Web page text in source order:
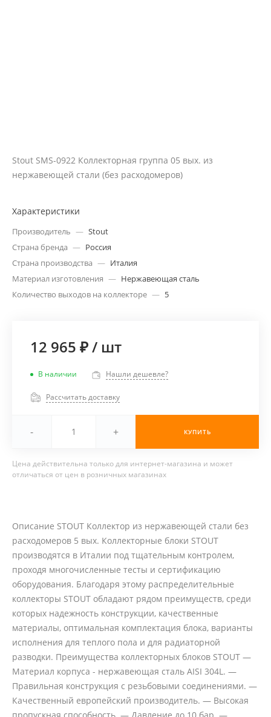
Stout SMS-0922 Коллекторная группа 05 вых. из
нержавеющей стали (без расходомеров)
Характеристики
Производитель — Stout
Страна бренда — Россия
Страна производства — Италия
Материал изготовления — Нержавеющая сталь
Количество выходов на коллекторе — 5
12 965 ₽/ шт
В наличии Нашли дешевле?
Рассчитать доставку
- + КУПИТЬ
Цена действительна только для интернет-магазина и может
отличаться от цен в розничных магазинах
Описание STOUT Коллектор из нержавеющей стали без
расходомеров 5 вых. Коллекторные блоки STOUT
производятся в Италии под тщательным контролем,
проходя многочисленные тесты и сертификацию
оборудования. Благодаря этому распределительные
коллекторы STOUT обладают рядом преимуществ, среди
которых надежность конструкции, качественные
материалы, оптимальная комплектация блока, варианты
исполнения для теплого пола и для радиаторной
разводки. Преимущества коллекторных блоков STOUT —
Материал корпуса - нержавеющая сталь AISI 304L. —
Правильная конструкция с резьбовыми соединениями. —
Качественный европейский производитель. — Высокая